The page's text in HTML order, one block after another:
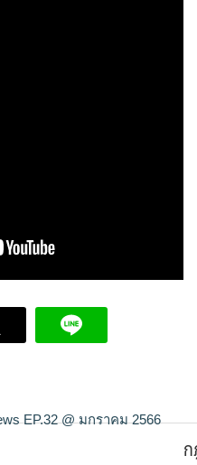
EP.32 @ มกราคม 2566